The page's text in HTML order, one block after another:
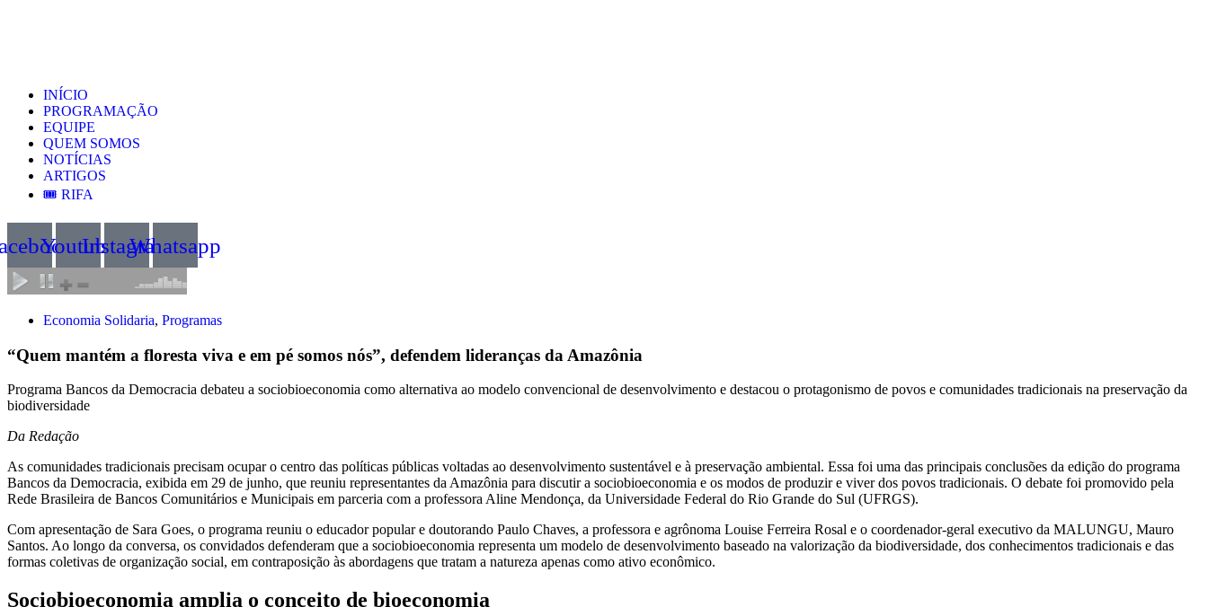
INÍCIO
PROGRAMAÇÃO
EQUIPE
QUEM SOMOS
NOTÍCIAS
ARTIGOS
🎟️ RIFA
YoutubeInstagramWhatsapp
Economia Solidaria, Programas
“Quem mantém a floresta viva e em pé somos nós”, defendem lideranças da Amazônia
Programa Bancos da Democracia debateu a sociobioeconomia como alternativa ao modelo convencional de desenvolvimento e destacou o protagonismo de povos e comunidades tradicionais na preservação da
biodiversidade
Da Redação
As comunidades tradicionais precisam ocupar o centro das políticas públicas voltadas ao desenvolvimento sustentável e à preservação ambiental. Essa foi uma das principais conclusões da edição do programa
Bancos da Democracia, exibida em 29 de junho, que reuniu representantes da Amazônia para discutir a sociobioeconomia e os modos de produzir e viver dos povos tradicionais. O debate foi promovido pela
Rede Brasileira de Bancos Comunitários e Municipais em parceria com a professora Aline Mendonça, da Universidade Federal do Rio Grande do Sul (UFRGS).
Com apresentação de Sara Goes, o programa reuniu o educador popular e doutorando Paulo Chaves, a professora e agrônoma Louise Ferreira Rosal e o coordenador-geral executivo da MALUNGU, Mauro
Santos. Ao longo da conversa, os convidados defenderam que a sociobioeconomia representa um modelo de desenvolvimento baseado na valorização da biodiversidade, dos conhecimentos tradicionais e das
formas coletivas de organização social, em contraposição às abordagens que tratam a natureza apenas como ativo econômico.
Sociobioeconomia amplia o conceito de bioeconomia